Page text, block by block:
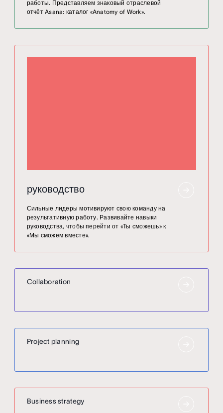
работы. Представляем знаковый отраслевой
отчёт Asana: каталог «Anatomy of Work».
руководство
Сильные лидеры мотивируют свою команду на
результативную работу. Развивайте навыки
руководства, чтобы перейти от «Ты сможешь» к
«Мы сможем вместе».
Collaboration
Project planning
Business strategy